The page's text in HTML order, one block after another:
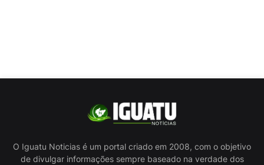
O Iguatu Noticias é um portal criado em 2008, com o objetivo
de divulgar informações sempre baseado na verdade dos